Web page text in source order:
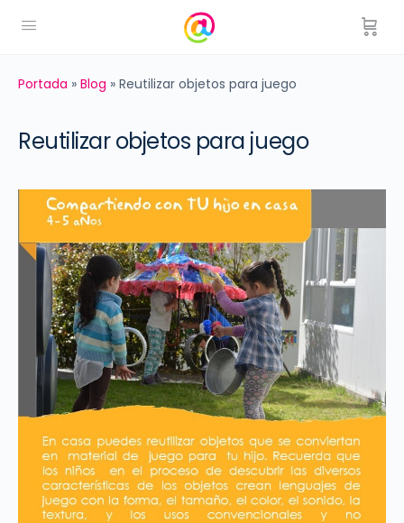
Portada » Blog » Reutilizar objetos para juego
Reutilizar objetos para juego